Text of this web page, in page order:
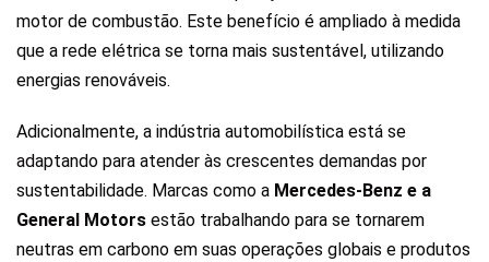
motor de combustão. Este benefício é ampliado à medida
que a rede elétrica se torna mais sustentável, utilizando
energias renováveis.
Adicionalmente, a indústria automobilística está se
adaptando para atender às crescentes demandas por
sustentabilidade. Marcas como a Mercedes-Benz e a
General Motors estão trabalhando para se tornarem
neutras em carbono em suas operações globais e produtos